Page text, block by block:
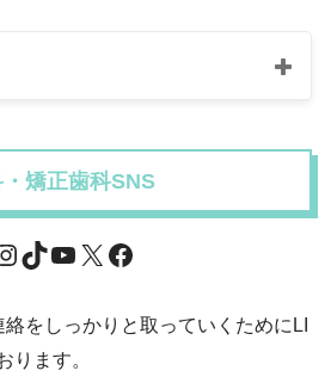
矯正歯科SNS
をしっかりと取っていくためにLI
ります。